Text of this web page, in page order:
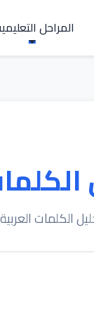
المراحل
الكلمات